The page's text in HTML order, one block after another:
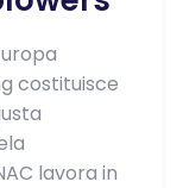
costituisce
lavora in